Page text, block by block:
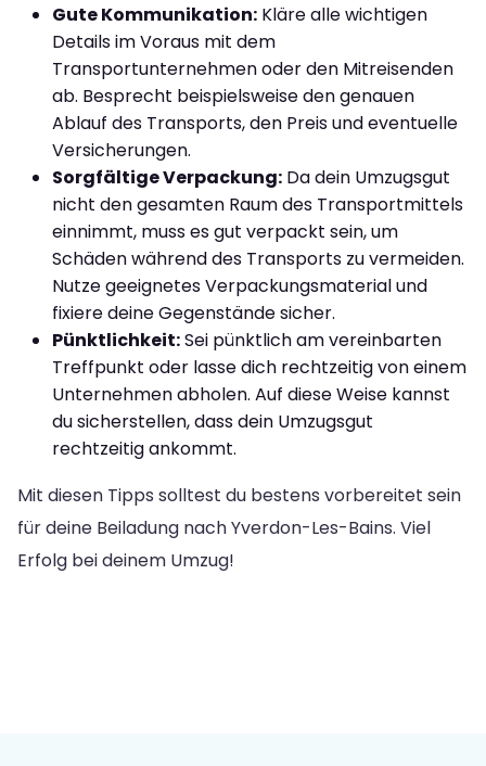
Gute Kommunikation: Kläre alle wichtigen
Details im Voraus mit dem
Transportunternehmen oder den Mitreisenden
ab. Besprecht beispielsweise den genauen
Ablauf des Transports, den Preis und eventuelle
Versicherungen.
Sorgfältige Verpackung: Da dein Umzugsgut
nicht den gesamten Raum des Transportmittels
einnimmt, muss es gut verpackt sein, um
Schäden während des Transports zu vermeiden.
Nutze geeignetes Verpackungsmaterial und
fixiere deine Gegenstände sicher.
Pünktlichkeit:Sei pünktlich am vereinbarten
Treffpunkt oder lasse dich rechtzeitig von einem
Unternehmen abholen. Auf diese Weise kannst
du sicherstellen, dass dein Umzugsgut
rechtzeitig ankommt.
Mit diesen Tipps solltest du bestens vorbereitet sein
für deine Beiladung nach Yverdon-Les-Bains. Viel
Erfolg bei deinem Umzug!